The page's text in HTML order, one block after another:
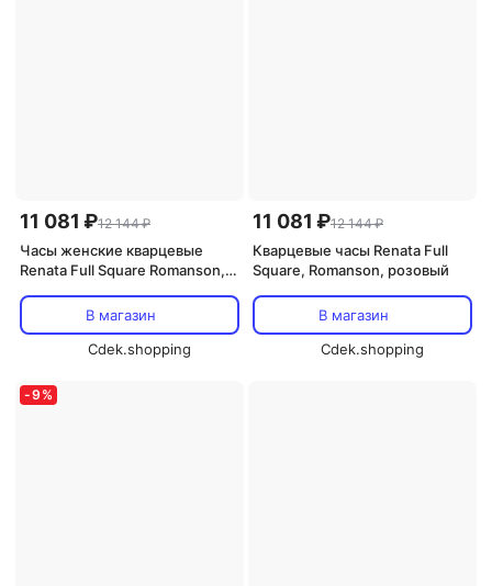
11 081 ₽12 144 ₽
Часы женские кварцевые
Renata Full Square Romanson,
В магазин
Cdek.shopping
11 081 ₽12 144 ₽
Кварцевые часы Renata Full
Square, Romanson, розовый
В магазин
Cdek.shopping
-9 %